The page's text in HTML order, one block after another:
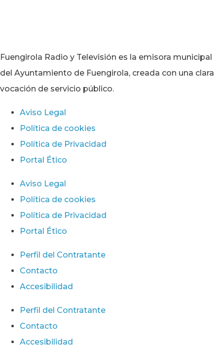
Fuengirola Radio y Televisión es la emisora municipal
del Ayuntamiento de Fuengirola, creada con una clara
vocación de servicio público.
Aviso Legal
Política de cookies
Política de Privacidad
Portal Ético
Aviso Legal
Política de cookies
Política de Privacidad
Portal Ético
Perfil del Contratante
Contacto
Accesibilidad
Perfil del Contratante
Contacto
Accesibilidad